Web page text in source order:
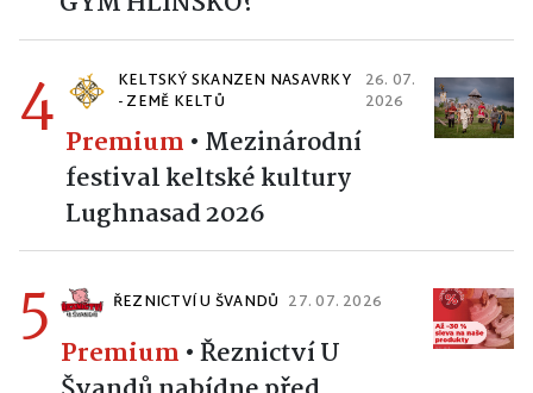
4
KELTSKÝ SKANZEN NASAVRKY
- ZEMĚ KELTŮ
26. 07.
2026
Premium • Mezinárodní
festival keltské kultury
Lughnasad 2026
5 ŘEZNICTVÍ U ŠVANDŮ 27. 07. 2026
Premium •Řeznictví U